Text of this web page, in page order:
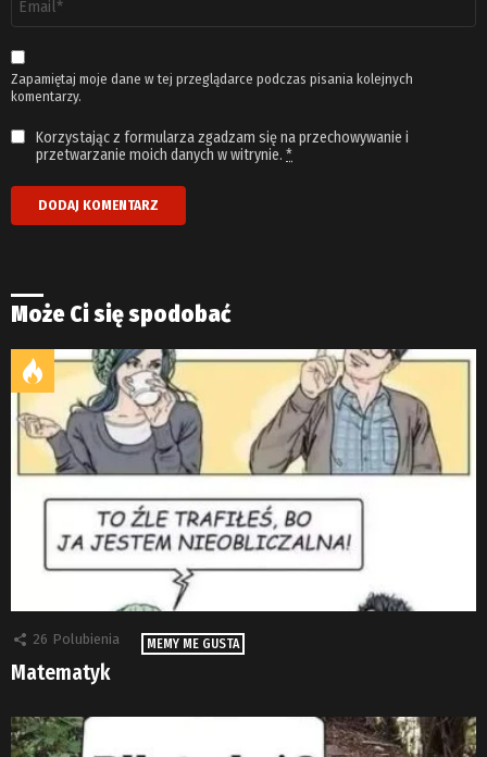
email
*
Zapamiętaj moje dane w tej przeglądarce podczas pisania kolejnych
komentarzy.
Korzystając z formularza zgadzam się na przechowywanie i
przetwarzanie moich danych w witrynie. *
Może Ci się spodobać
26 Polubienia MEMY ME GUSTA
Matematyk